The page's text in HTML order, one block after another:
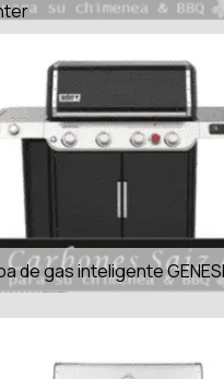
de gas inteligente